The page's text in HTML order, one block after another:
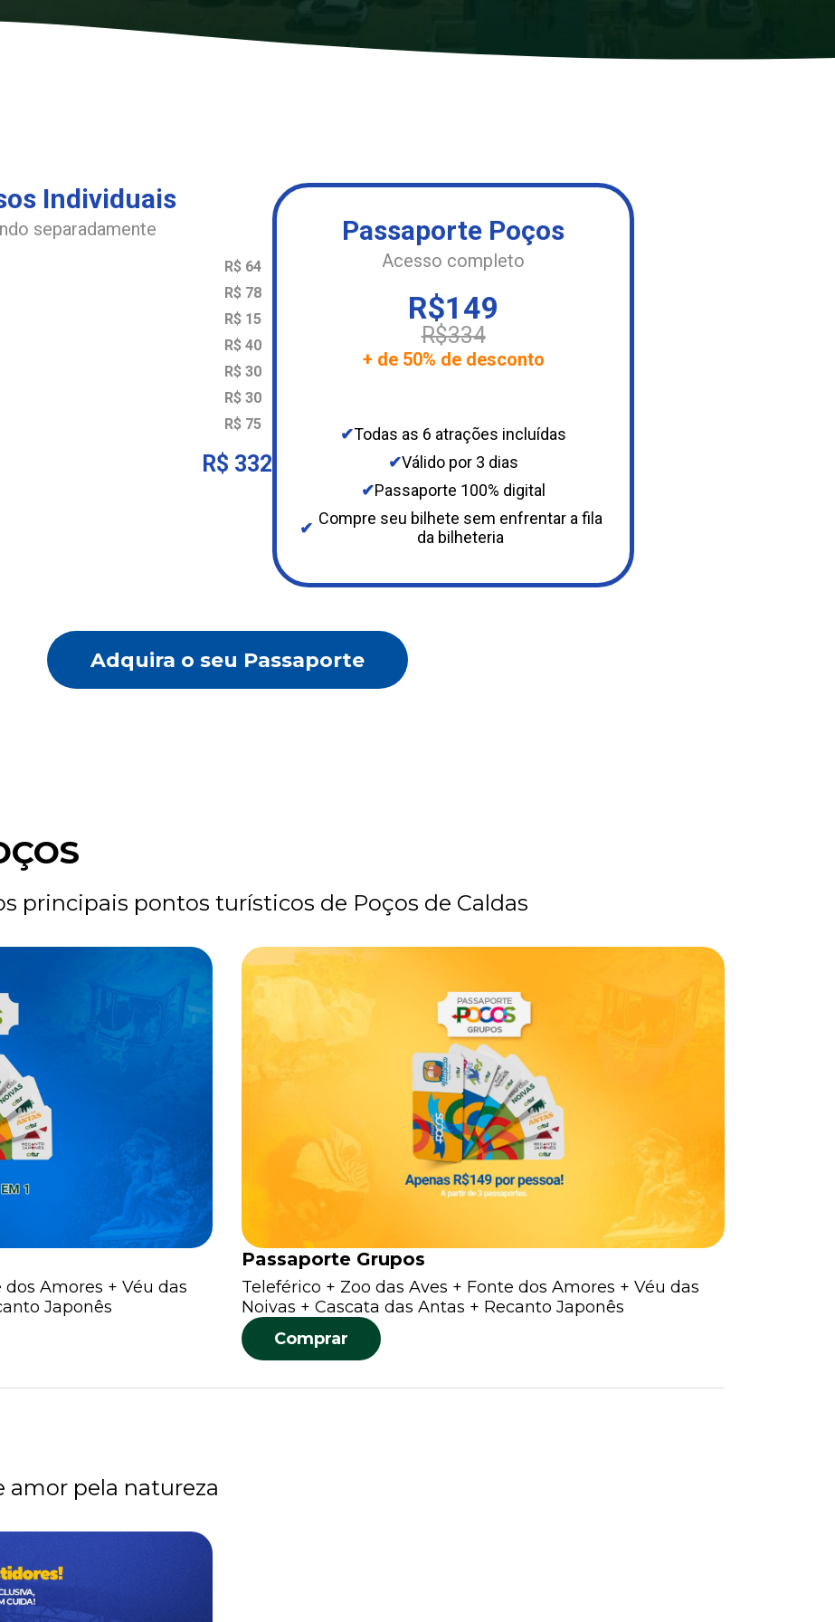
Individuais
separadamente
R$ 64
R$ 78
R$ 15
R$ 40
R$ 30
R$ 30
R$ 75
R$ 332
Passaporte Poços
Acesso completo
R$149
R$334
+ de 50% de desconto
✔Todas as 6 atrações incluídas
✔Válido por 3 dias
✔Passaporte 100% digital
✔ Compre seu bilhete sem enfrentar a fila
da bilheteria
Adquira o seu Passaporte
principais pontos turísticos de Poços de Caldas
Amores + Véu das
Japonês
Passaporte Grupos
Teleférico + Zoo das Aves + Fonte dos Amores + Véu das
Noivas + Cascata das Antas + Recanto Japonês
Comprar
amor pela natureza